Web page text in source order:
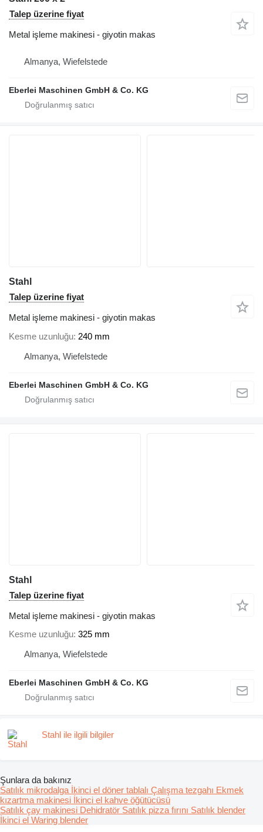
Talep üzerine fiyat
Metal işleme makinesi - giyotin makas
Almanya, Wiefelstede
Eberlei Maschinen GmbH & Co. KG
Stahl
Talep üzerine fiyat
Metal işleme makinesi - giyotin makas
Kesme uzunluğu 240 mm
Almanya, Wiefelstede
Eberlei Maschinen GmbH & Co. KG
Stahl
Talep üzerine fiyat
Metal işleme makinesi - giyotin makas
Kesme uzunluğu 325 mm
Almanya, Wiefelstede
Eberlei Maschinen GmbH & Co. KG
Stahl ile ilgili bilgiler
Şunlara da bakınız
Satılık mikrodalga İkinci el döner tablalı Çalışma tezgahı Ekmek
kızartma makinesi İkinci el kahve öğütücüsü
Satılık çay makinesi Dehidratör Satılık pizza fırını Satılık blender
İkinci el Waring blender